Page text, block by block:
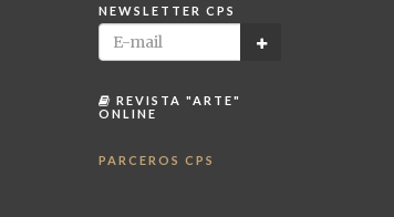
NEWSLETTER CPS
REVISTA "ARTE"
ONLINE
PARCEROS CPS